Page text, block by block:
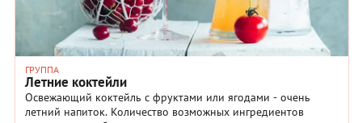
ГРУППА
Летние коктейли
Освежающий коктейль с фруктами или ягодами - очень
летний напиток. Количество возможных ингредиентов